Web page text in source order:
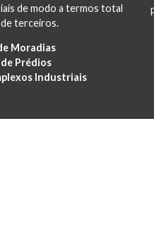
de modo a termos total
terceiros.
Moradias
Prédios
Industriais